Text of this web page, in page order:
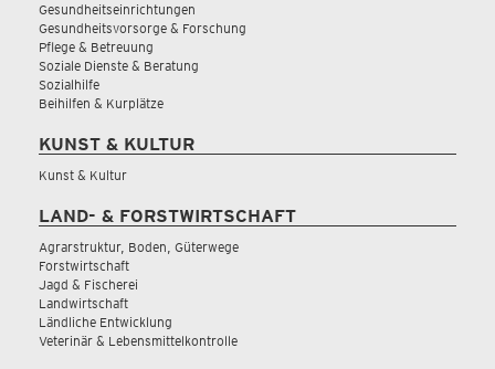
Gesundheitseinrichtungen
Gesundheitsvorsorge & Forschung
Pflege & Betreuung
Soziale Dienste & Beratung
Sozialhilfe
Beihilfen & Kurplätze
KUNST & KULTUR
Kunst & Kultur
LAND- & FORSTWIRTSCHAFT
Agrarstruktur, Boden, Güterwege
Forstwirtschaft
Jagd & Fischerei
Landwirtschaft
Ländliche Entwicklung
Veterinär & Lebensmittelkontrolle